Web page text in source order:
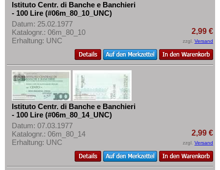
Istituto Centr. di Banche e Banchieri
- 100 Lire (#06m_80_10_UNC)
Datum: 25.02.1977
Katalognr.: 06m_80_10
Erhaltung: UNC
2,99 €
zzgl. Versand
Istituto Centr. di Banche e Banchieri
- 100 Lire (#06m_80_14_UNC)
Datum: 07.03.1977
Katalognr.: 06m_80_14
Erhaltung: UNC
2,99 €
zzgl. Versand